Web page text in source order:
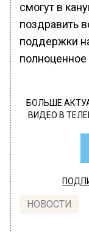
смогут в
поздравить
поддержки
БОЛЬШЕ
ВИДЕО В
НОВОСТИ